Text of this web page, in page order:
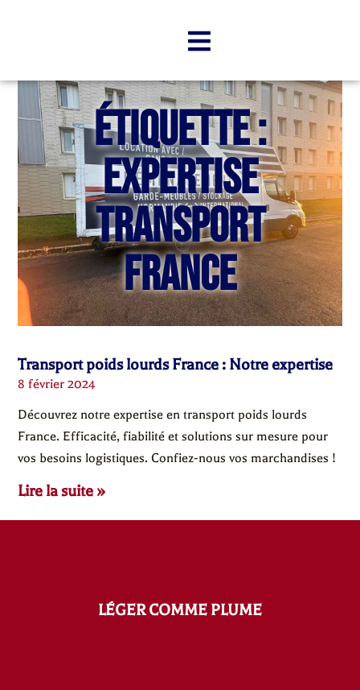
Étiquette :
Expertise
transport
France
Transport poids lourds France : Notre expertise
8 février 2024
Découvrez notre expertise en transport poids lourds
France. Efficacité, fiabilité et solutions sur mesure pour
vos besoins logistiques. Confiez-nous vos marchandises !
Lire la suite »
LÉGER COMME PLUME